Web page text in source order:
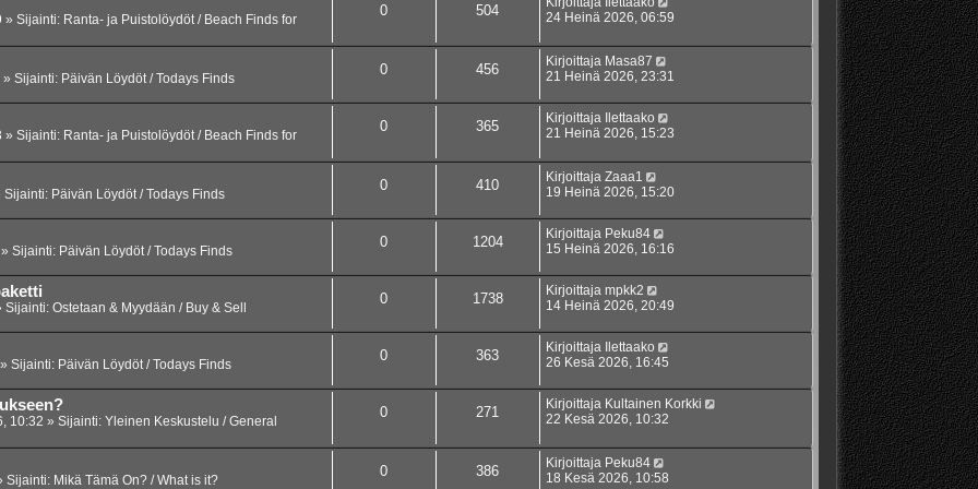
» Sijainti: Ranta- ja Puistolöydöt / Beach Finds for
0 504
24 Heinä 2026, 06:59
» Sijainti: Päivän Löydöt / Todays Finds
0 456 Kirjoittaja Masa87
21 Heinä 2026, 23:31
» Sijainti: Ranta- ja Puistolöydöt / Beach Finds for
0 365 Kirjoittaja
Ilettaako
21 Heinä 2026, 15:23
Päivän Löydöt / Todays Finds
0 410 Kirjoittaja Zaaa1
19 Heinä 2026, 15:20
Sijainti: Päivän Löydöt / Todays Finds
0 1204 Kirjoittaja Peku84
15 Heinä 2026, 16:16
Sijainti: Ostetaan & Myydään / Buy & Sell
0 1738 Kirjoittaja mpkk2
14 Heinä 2026, 20:49
Sijainti: Päivän Löydöt / Todays Finds
0 363 Kirjoittaja
Ilettaako
26 Kesä 2026, 16:45
10:32 » Sijainti: Yleinen Keskustelu / General
0 271 Kirjoittaja Kultainen Korkki
22 Kesä 2026, 10:32
Sijainti: Mikä Tämä On? / What is it?
0 386 Kirjoittaja Peku84
18 Kesä 2026, 10:58